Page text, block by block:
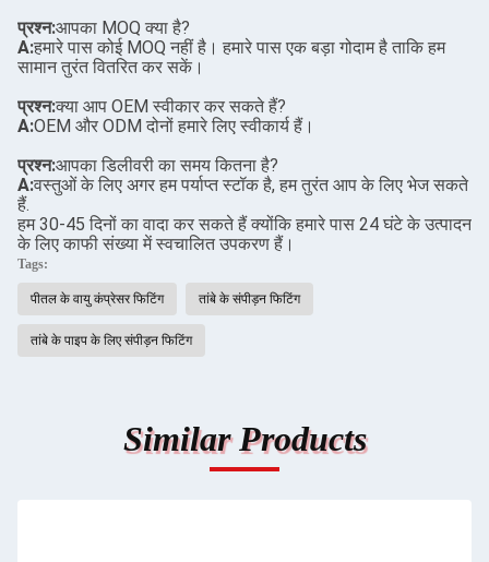
प्रश्न:आपका MOQ क्या है?
A:हमारे पास कोई MOQ नहीं है। हमारे पास एक बड़ा गोदाम है ताकि हम
सामान तुरंत वितरित कर सकें।
प्रश्न:क्या आप OEM स्वीकार कर सकते हैं?
A:OEM और ODM दोनों हमारे लिए स्वीकार्य हैं।
प्रश्न:आपका डिलीवरी का समय कितना है?
A:वस्तुओं के लिए अगर हम पर्याप्त स्टॉक है, हम तुरंत आप के लिए भेज सकते
हैं.
हम 30-45 दिनों का वादा कर सकते हैं क्योंकि हमारे पास 24 घंटे के उत्पादन
के लिए काफी संख्या में स्वचालित उपकरण हैं।
Tags:
पीतल के वायु कंप्रेसर फिटिंग तांबे के संपीड़न फिटिंग
तांबे के पाइप के लिए संपीड़न फिटिंग
Similar Products